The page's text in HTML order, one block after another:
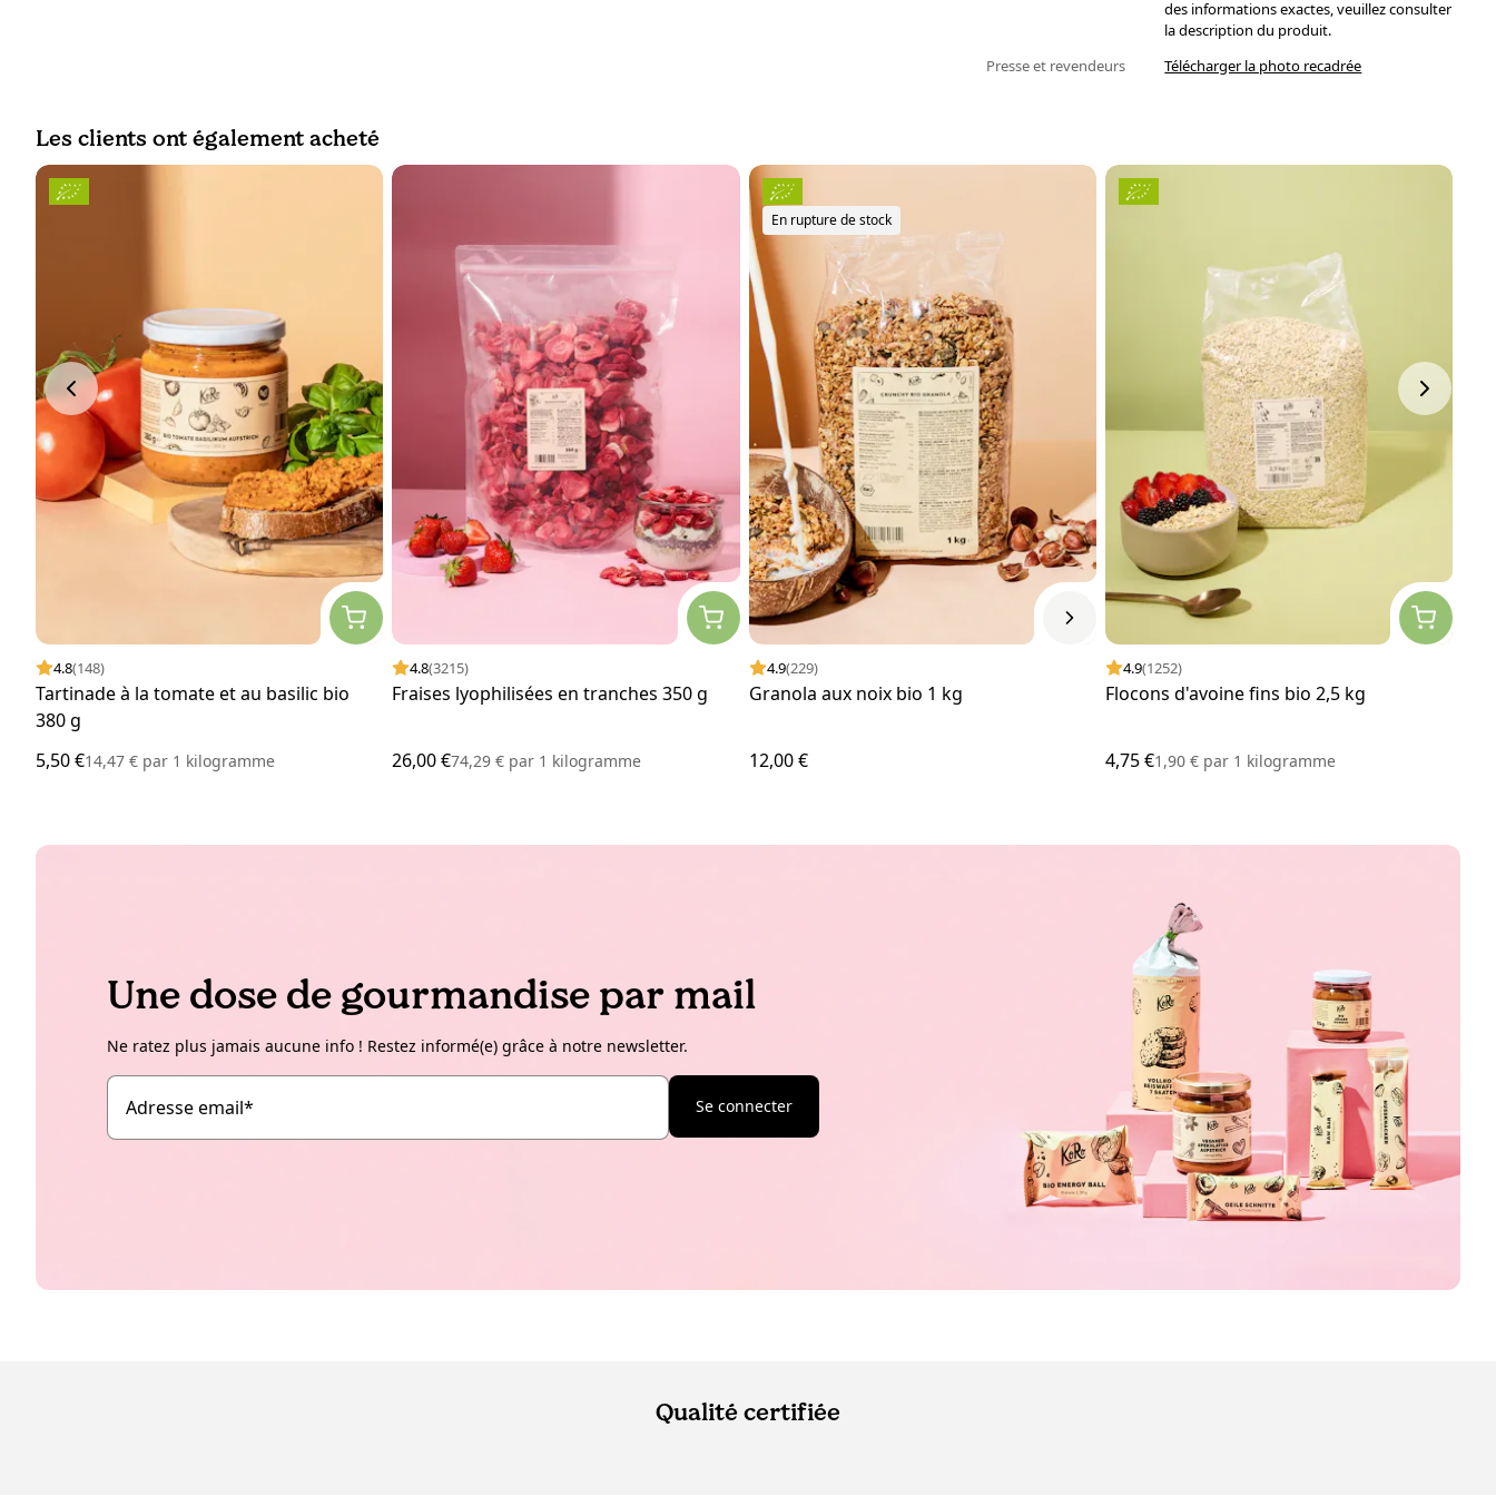
des informations exactes, veuillez consulter
la description du produit.
Presse et revendeurs
Télécharger la photo recadrée
Les clients ont également acheté
4.8(148)
Tartinade à la tomate et au basilic bio
380 g
5,50 €14,47 € par 1 kilogramme
4.8(3215)
Fraises lyophilisées en tranches 350 g
26,00 €74,29 € par 1 kilogramme
En rupture de stock
4.9(229)
Granola aux noix bio 1 kg
12,00 €
4.9(1252)
Flocons d'avoine fins bio 2,5 kg
4,75 €1,90 € par1 kilogramme
Une dose de gourmandise par mail
Ne ratez plus jamais aucune info ! Restez informé(e) grâce à notre newsletter.
Adresse email* Se connecter
Qualité certifiée